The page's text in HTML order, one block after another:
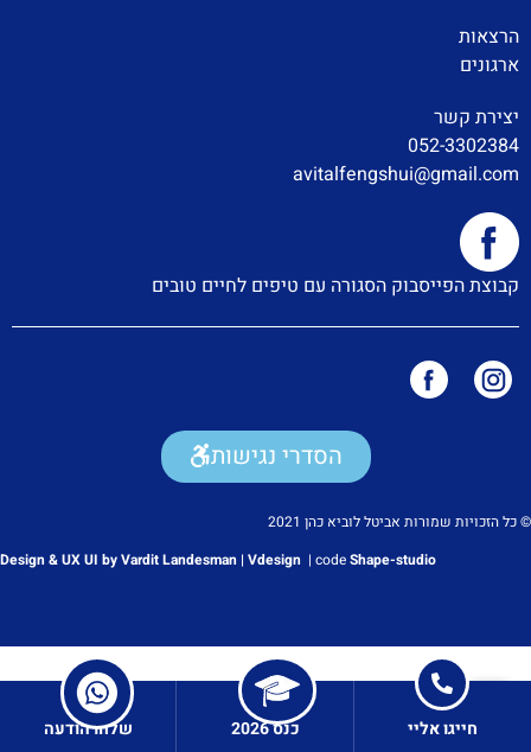
חייגו אליי כנס 2026 שלחו הודעה
הרצאות
ארגונים
יצירת קשר
052-3302384
avitalfengshui@gmail.com
קבוצת הפייסבוק הסגורה עם טיפים לחיים טובים
הסדרי נגישות
© כל הזכויות שמורות אביטל לוביא כהן 2021
Design & UX UI by Vardit Landesman | Vdesign | codeShape-studio